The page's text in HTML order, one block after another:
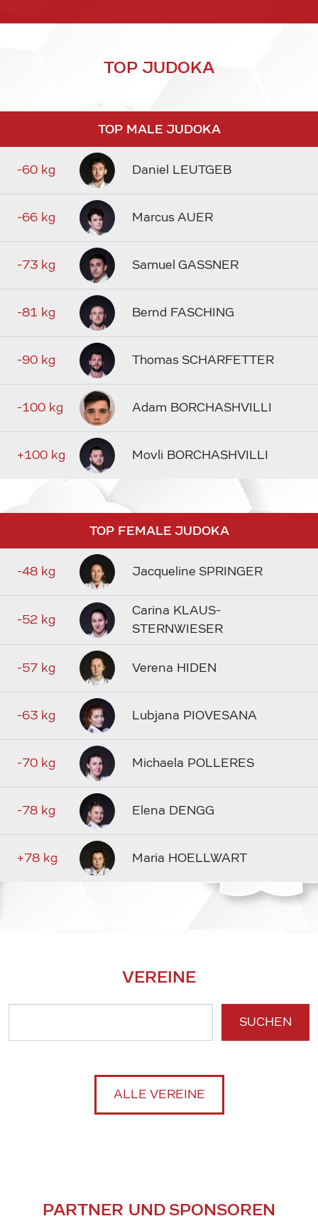
TOP JUDOKA
TOP MALE JUDOKA
-60 kg Daniel LEUTGEB
-66 kg Marcus AUER
-73 kg Samuel GASSNER
-81 kg Bernd FASCHING
-90 kg Thomas SCHARFETTER
-100 kg Adam BORCHASHVILLI
+100 kg Movli BORCHASHVILLI
TOP FEMALE JUDOKA
-48 kg Jacqueline SPRINGER
-52 kg
Carina KLAUS-
STERNWIESER
-57 kg Verena HIDEN
-63 kg Lubjana PIOVESANA
-70 kg Michaela POLLERES
-78 kg Elena DENGG
+78 kg Maria HOELLWART
VEREINE
SUCHEN
ALLE VEREINE
PARTNER UND SPONSOREN